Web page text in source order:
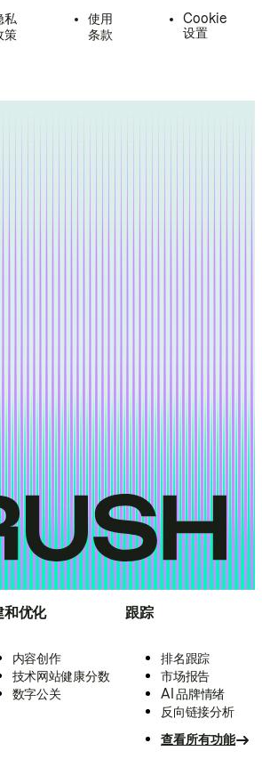
和优化
内容创作
技术网站健康分数
数字公关
跟踪
排名跟踪
市场报告
AI 品牌情绪
反向链接分析
查看所有功能
私
策
使用
条款
Cookie
设置